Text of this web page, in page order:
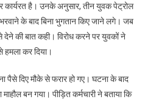
कार्यरत है। उनके अनुसार, तीन युवक पेट्रोल
के बाद बिना भुगतान किए जाने लगे। जब
की बात कही। विरोध करने पर युवकों ने
कर दिया।
पैसे दिए मौके से फरार हो गए। घटना के बाद
बन गया। पीड़ित कर्मचारी ने बताया कि